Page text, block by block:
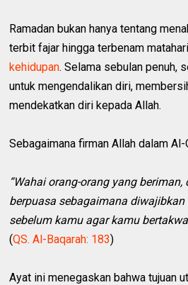
Ramadan bukan hanya tentang
terbit fajar hingga terbenam
kehidupan. Selama sebulan penuh,
untuk mengendalikan diri,
mendekatkan diri kepada Allah.
Sebagaimana firman Allah dalam Al-
“Wahai orang-orang yang
berpuasa sebagaimana
sebelum kamu agar kamu
(QS. Al-Baqarah: 183)
Ayat ini menegaskan bahwa tujuan